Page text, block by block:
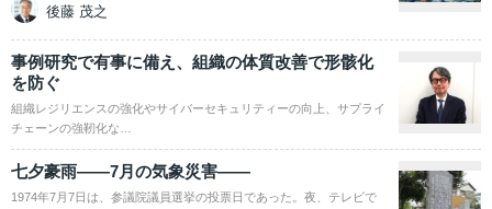
後藤 茂之
事例研究で有事に備え、組織の体質改善で形骸化
を防ぐ
組織レジリエンスの強化やサイバーセキュリティーの向上、サプライ
チェーンの強靭化な…
七夕豪雨――7月の気象災害――
1974年7月7日は、参議院議員選挙の投票日であった。夜、テレビで